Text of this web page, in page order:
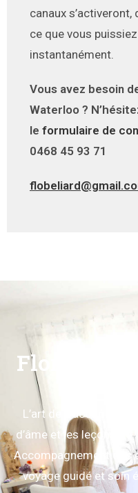
canaux s’activeront,
ce que vous
instantanément.
Vous avez besoin
Waterloo ?
le formulaire de
0468 45 93 71
Florence
L’art de
d’âme et les leçons de
Accompagnement des
voyage guidé et soin